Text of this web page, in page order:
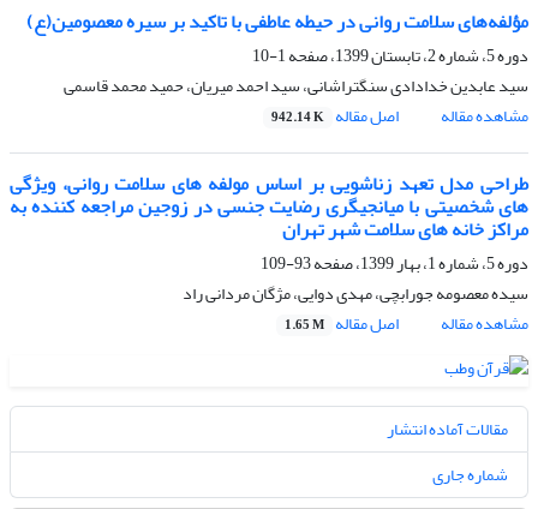
مؤلفه‌های سلامت روانی در حیطه عاطفی با تاکید بر سیره معصومین(ع)
دوره 5، شماره 2، تابستان 1399، صفحه
1-10
سید عابدین خدادادی سنگتراشانی، سید احمد میریان، حمید محمد قاسمی
مشاهده مقاله
اصل مقاله 942.14 K
طراحی مدل تعهد زناشویی بر اساس مولفه های سلامت روانی، ویژگی
های شخصیتی با میانجیگری رضایت جنسی در زوجین مراجعه کننده به
مراکز خانه های سلامت شهر تهران
دوره 5، شماره 1، بهار 1399، صفحه
93-109
سیده معصومه جورابچی، مهدی دوایی، مژگان مردانی راد
مشاهده مقاله
اصل مقاله 1.65 M
مقالات آماده انتشار
شماره جاری